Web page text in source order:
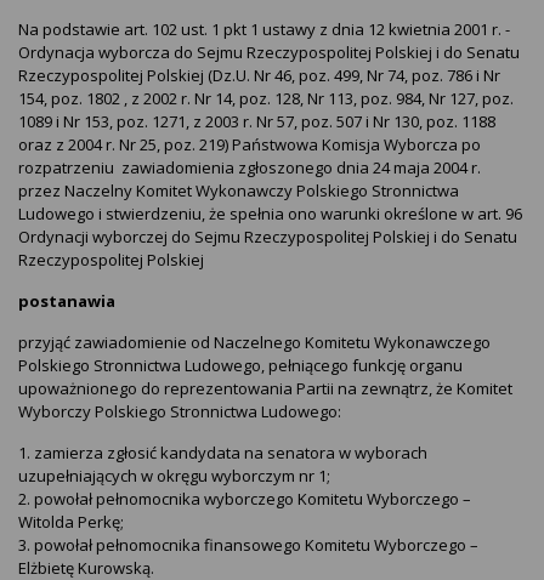
Na podstawie art. 102 ust. 1 pkt 1 ustawy z dnia 12 kwietnia 2001 r. -
Ordynacja wyborcza do Sejmu Rzeczypospolitej Polskiej i do Senatu
Rzeczypospolitej Polskiej (Dz.U. Nr 46, poz. 499, Nr 74, poz. 786 i Nr
154, poz. 1802 , z 2002 r. Nr 14, poz. 128, Nr 113, poz. 984, Nr 127, poz.
1089 i Nr 153, poz. 1271, z 2003 r. Nr 57, poz. 507 i Nr 130, poz. 1188
oraz z 2004 r. Nr 25, poz. 219) Państwowa Komisja Wyborcza po
rozpatrzeniu zawiadomienia zgłoszonego dnia 24 maja 2004 r.
przez Naczelny Komitet Wykonawczy Polskiego Stronnictwa
Ludowego i stwierdzeniu, że spełnia ono warunki określone w art. 96
Ordynacji wyborczej do Sejmu Rzeczypospolitej Polskiej i do Senatu
Rzeczypospolitej Polskiej
postanawia
przyjąć zawiadomienie od Naczelnego Komitetu Wykonawczego
Polskiego Stronnictwa Ludowego, pełniącego funkcję organu
upoważnionego do reprezentowania Partii na zewnątrz, że Komitet
Wyborczy Polskiego Stronnictwa Ludowego:
1. zamierza zgłosić kandydata na senatora w wyborach
uzupełniających w okręgu wyborczym nr 1;
2. powołał pełnomocnika wyborczego Komitetu Wyborczego –
Witolda Perkę;
3. powołał pełnomocnika finansowego Komitetu Wyborczego –
Elżbietę Kurowską.